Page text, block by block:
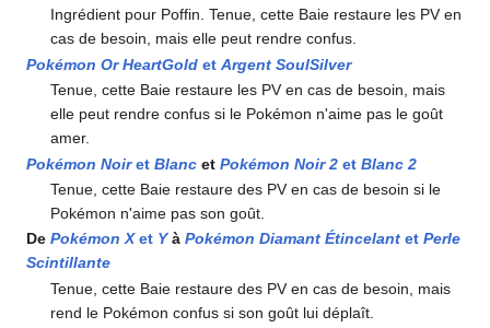
Ingrédient pour Poffin. Tenue, cette Baie restaure les PV en
cas de besoin, mais elle peut rendre confus.
Pokémon Or HeartGold et Argent SoulSilver
Tenue, cette Baie restaure les PV en cas de besoin, mais
elle peut rendre confus si le Pokémon n'aime pas le goût
amer.
Pokémon Noiret Blanc et Pokémon Noir 2 et Blanc 2
Tenue, cette Baie restaure des PV en cas de besoin si le
Pokémon n'aime pas son goût.
De Pokémon Xet Yà Pokémon Diamant Étincelant et Perle
Scintillante
Tenue, cette Baie restaure des PV en cas de besoin, mais
rend le Pokémon confus si son goût lui déplaît.